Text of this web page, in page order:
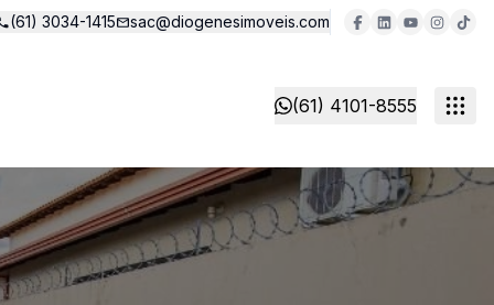
(61) 3034-1415 sac@diogenesimoveis.com
(61) 4101-8555